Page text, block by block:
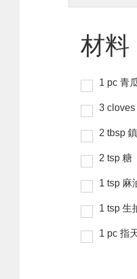
1 pc 青
3 cloves
2 tbsp
2 tsp 糖
1 tsp 麻
1 tsp 生
1 pc 指